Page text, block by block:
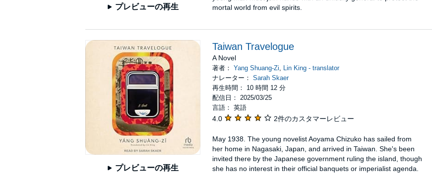
プレビューの再生
mortal world from evil spirits.
プレビューの再生
Taiwan Travelogue
A Novel
著者： Yang Shuang-Zi
Lin King - translator
ナレーター： Sarah Skaer
再生時間： 10 時間 12 分
配信日： 2025/03/25
言語： 英語
4.0 2件のカスタマーレビュー
May 1938. The young novelist Aoyama Chizuko has sailed from
her home in Nagasaki, Japan, and arrived in Taiwan. She's been
invited there by the Japanese government ruling the island, though
she has no interest in their official banquets or imperialist agenda.